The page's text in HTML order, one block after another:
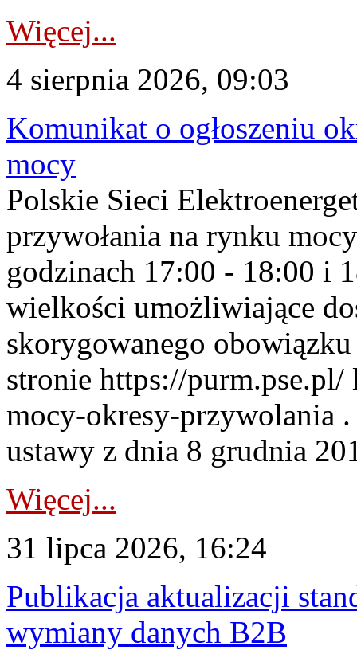
Więcej...
4 sierpnia 2026, 09:03
Komunikat o ogłoszeniu
mocy
Polskie Sieci
przywołania na rynku
godzinach 17:00 - 18:00 i
wielkości umożliwiające
skorygowanego
stronie https://
mocy-okresy-przywolania
ustawy z dnia 8 grudnia
Więcej...
31 lipca 2026, 16:24
Publikacja aktualizacji
wymiany danych B2B